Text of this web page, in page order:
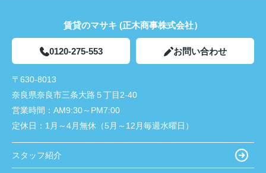
賃貸のマサキ (正木商事株式会社）
0120-275-553 お問い合わせ
〒630-8013
奈良県奈良市三条大路５丁目2-40
営業時間： AM9:30～PM7:00
定休日： 1月～4月無休（5月～12月毎週水曜日）
スタッフ紹介